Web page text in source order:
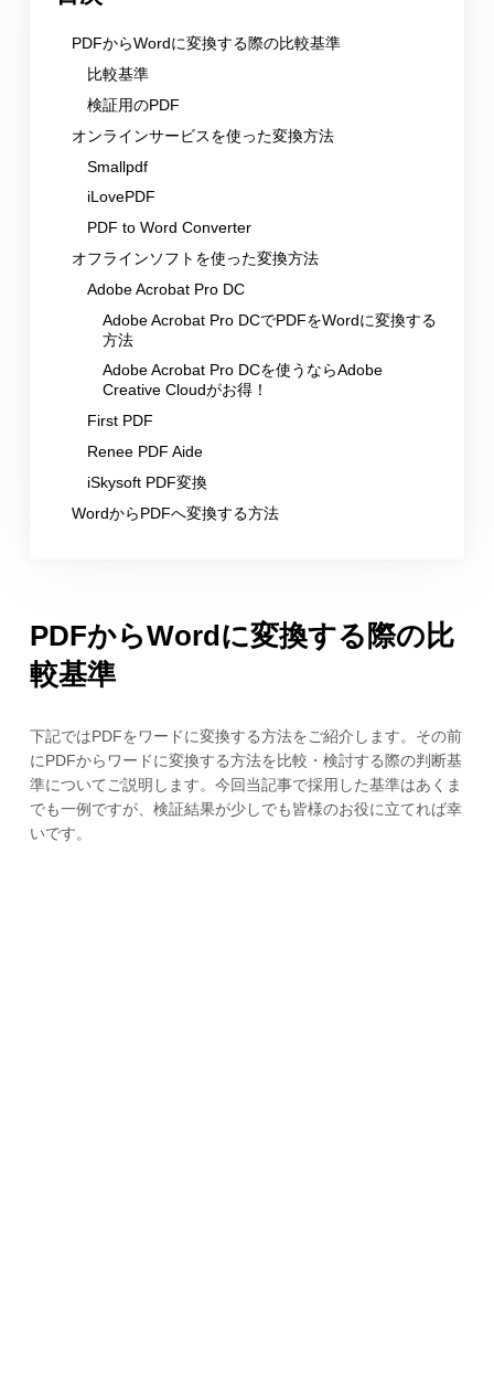
PDFからWordに変換する際の比較基準
比較基準
検証用のPDF
オンラインサービスを使った変換方法
Smallpdf
iLovePDF
PDF to Word Converter
オフラインソフトを使った変換方法
Adobe Acrobat Pro DC
Adobe Acrobat Pro DCでPDFをWordに変換する
方法
Adobe Acrobat Pro DCを使うならAdobe
Creative Cloudがお得！
First PDF
Renee PDF Aide
iSkysoft PDF変換
WordからPDFへ変換する方法
PDFからWordに変換する際の比
較基準
下記ではPDFをワードに変換する方法をご紹介します。その前
にPDFからワードに変換する方法を比較・検討する際の判断基
準についてご説明します。今回当記事で採用した基準はあくま
でも一例ですが、検証結果が少しでも皆様のお役に立てれば幸
いです。